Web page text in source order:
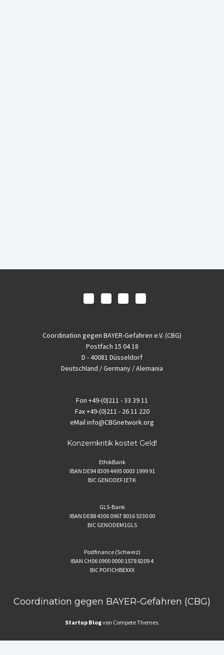
Coordination gegen BAYER-Gefahren e.V. (CBG)
Postfach 15 04 18
D - 40081 Düsseldorf
Deutschland / Germany / Alemania
Fon +49-(0)211 - 33 39 11
Fax+49-(0)211 - 26 11 220
eMailinfo@CBGnetwork.org
Konzernkritik kostet Geld!
EthikBank
IBAN DE94 8309 4495 0003 1999 91
BIC GENODEF1ETK
GLS-Bank
IBAN DE88 4306 0967 8016 5330 00
BIC GENODEM1GLS
Postfinance (Schweiz)
IBAN CH06 0900 0000 1578 8209 4
BIC POFICHBEXXX
Coordination gegen BAYER-Gefahren (CBG)
Startup Blogvon Compete Themes.